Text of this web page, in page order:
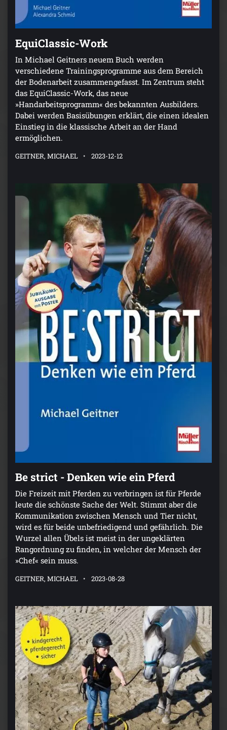
EquiClassic-Work
In Michael Geitners neuem Buch werden
verschiedene Trainingsprogramme aus dem Bereich
der Bodenarbeit zusammengefasst. Im Zentrum steht
das EquiClassic-Work, das neue
»Handarbeitsprogramm« des bekannten Ausbilders.
Dabei werden Basisübungen erklärt, die einen idealen
Einstieg in die klassische Arbeit an der Hand
ermöglichen.
GEITNER, MICHAEL 2023-12-12
Be strict - Denken wie ein Pferd
Die Freizeit mit Pferden zu verbringen ist für Pferde
leute die schönste Sache der Welt. Stimmt aber die
Kommunikation zwischen Mensch und Tier nicht,
wird es für beide unbefriedigend und gefährlich. Die
Wurzel allen Übels ist meist in der ungeklärten
Rangordnung zu finden, in welcher der Mensch der
»Chef« sein muss.
GEITNER, MICHAEL 2023-08-28